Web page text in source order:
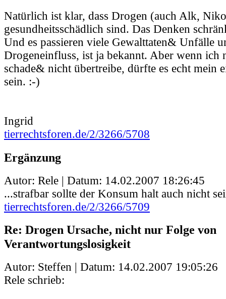
Natürlich ist klar, dass Drogen (auch Alk,
gesundheitsschädlich sind. Das Denken
Und es passieren viele Gewalttaten& Unfälle
Drogeneinfluss, ist ja bekannt. Aber wenn ich
schade& nicht übertreibe, dürfte es echt mein
sein. :-)
Ingrid
tierrechtsforen.de/2/3266/5708
Ergänzung
Autor: Rele | Datum: 14.02.2007 18:26:45
...strafbar sollte der Konsum halt auch nicht
tierrechtsforen.de/2/3266/5709
Re: Drogen Ursache, nicht nur Folge von
Verantwortungslosigkeit
Autor: Steffen | Datum: 14.02.2007 19:05:26
Rele schrieb: